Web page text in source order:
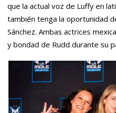
que la actual voz de Luffy en
también tenga la oportunidad
Sánchez. Ambas actrices
y bondad de Rudd durante su